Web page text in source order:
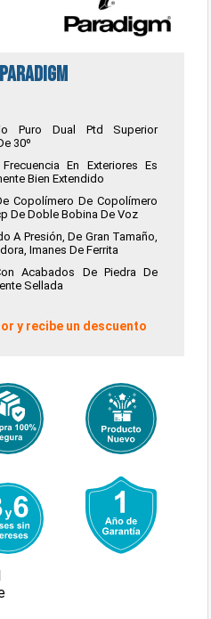
Puro Dual Ptd Superior
30º
En Exteriores Es
Bien Extendido
Copolímero De Copolímero
De Doble Bobina De Voz
A Presión, De Gran Tamaño,
Imanes De Ferrita
Acabados De Piedra De
Sellada
y recibe un descuento